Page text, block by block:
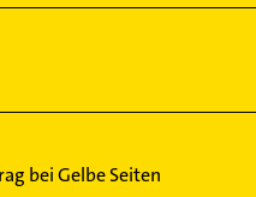
bei Gelbe Seiten